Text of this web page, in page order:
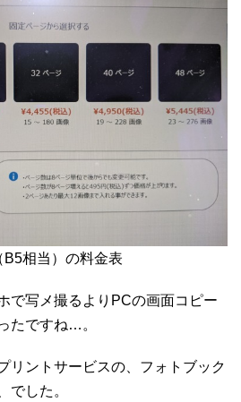
相当）の料金表
で写メ撮るよりPCの画面コピー
たですね…。
リントサービスの、フォトブック
でした。